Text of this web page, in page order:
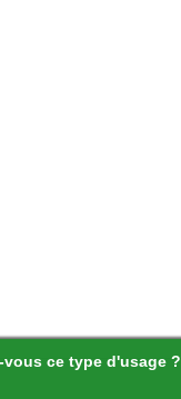
ce type d'usage ?